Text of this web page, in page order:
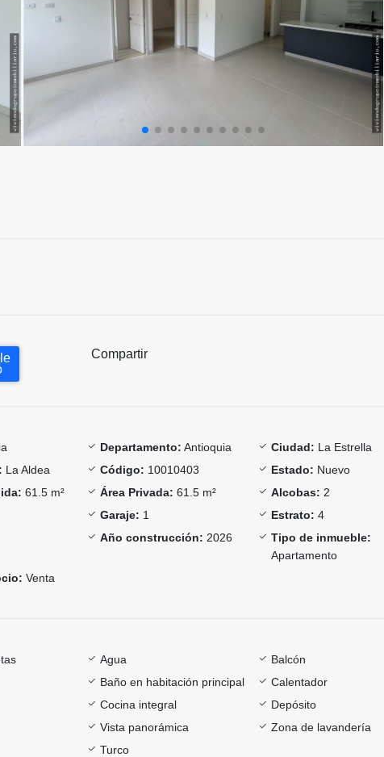
Compartir
Departamento: Antioquia Ciudad: La Estrella
La Aldea Código: 10010403 Estado: Nuevo
61.5 m² Área Privada: 61.5 m² Alcobas: 2
Garaje: 1 Estrato: 4
Año construcción: 2026
Tipo de inmueble:
Apartamento
Venta
Agua
Balcón
Baño en habitación principal
Calentador
Cocina integral
Depósito
Vista panorámica
Zona de lavandería
Turco